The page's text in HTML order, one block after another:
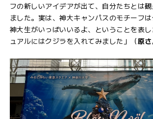
フの新しいアイデアが出て、自分たちとは
ました。実は、神大キャンパスのモチーフは
神大生がいっぱいいるよ、ということを表
ュアルにはクジラを入れてみました」（原